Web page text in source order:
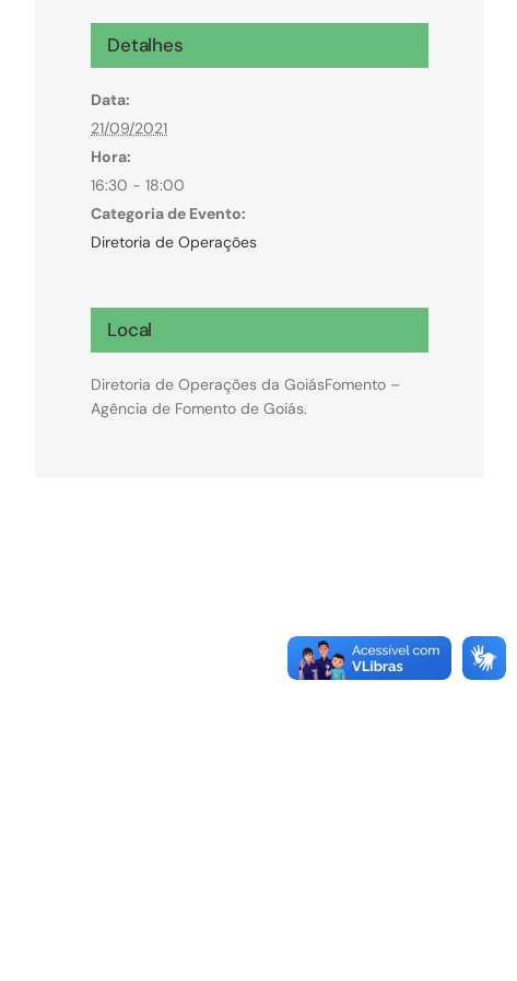
Microcrédito
Para MEI, microempresas e pessoas físicas
(feirantes e transportes)
Detalhes
Data:
21/09/2021
Hora:
16:30 - 18:00
Categoria de Evento:
Diretoria de Operações
Local
Diretoria de Operações da GoiásFomento –
Agência de Fomento de Goiás.